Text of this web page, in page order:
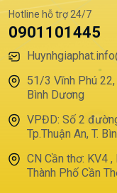
Hotline hỗ trợ 24/7
0901101445
51/3 Vĩnh Phú 22,
Bình Dương
VPĐD: Số 2
Tp.Thuận An, T.
CN Cần thơ: KV4
Thành Phố Cần